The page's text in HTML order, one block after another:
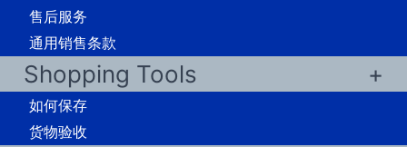
售后服务
通用销售条款
Shopping Tools
如何保存
货物验收